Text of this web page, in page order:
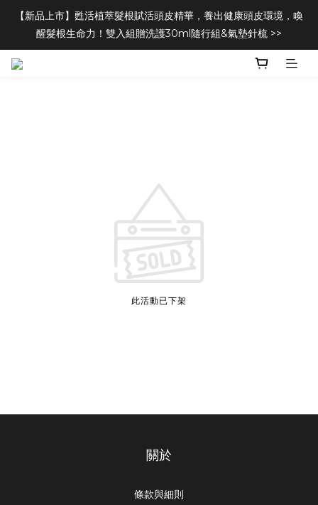
【新品上市】甦活植萃髮根賦活頭皮精華，養出健康頭皮環境，喚
醒髮根生命力！雙入組贈洗護30ml隨行組&氣墊針梳 >>
此活動已下架
關於
條款與細則